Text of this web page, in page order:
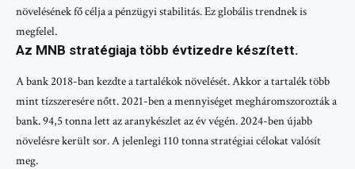
növelésének fő célja a pénzügyi stabilitás. Ez globális trendnek is
megfelel.
Az MNB stratégiaja több évtizedre készített.
A bank 2018-ban kezdte a tartalékok növelését. Akkor a tartalék több
mint tízszeresére nőtt. 2021-ben a mennyiséget megháromszorozták a
bank. 94,5 tonna lett az aranykészlet az év végén. 2024-ben újabb
növelésre került sor. A jelenlegi 110 tonna stratégiai célokat valósít
meg.